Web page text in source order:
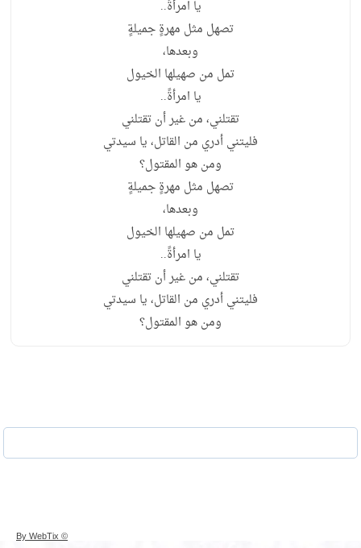
يا امرأةً..
تصهل مثل مهرةٍ جميلةٍ
وبعدها،
تمل من صهيلها الخيول
يا امرأةً..
تقتلني، من غير أن تقتلني
فليتني أدري من القاتل، يا سيدتي
ومن هو المقتول؟
تصهل مثل مهرةٍ جميلةٍ
وبعدها،
تمل من صهيلها الخيول
يا امرأةً..
تقتلني، من غير أن تقتلني
فليتني أدري من القاتل، يا سيدتي
ومن هو المقتول؟
© By WebTix